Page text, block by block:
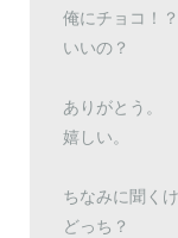
俺にチョコ！？
いいの？
ありがとう。
嬉しい。
ちなみに聞く
どっち？